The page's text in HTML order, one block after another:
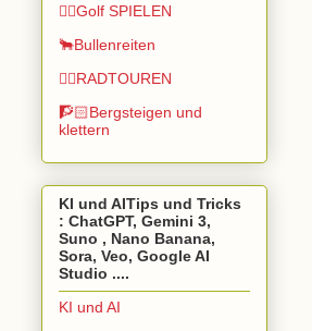
🏌️‍♂️Golf SPIELEN
🐂Bullenreiten
🚴‍♂️RADTOUREN
🧗🏻Bergsteigen und
klettern
KI und AITips und Tricks
: ChatGPT, Gemini 3,
Suno , Nano Banana,
Sora, Veo, Google AI
Studio ....
KI und AI